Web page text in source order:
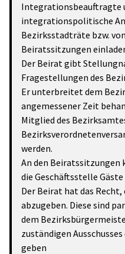
Integrationsbeauftragte
integrationspolitische
Bezirksstadträte bzw.
Beiratssitzungen
Der Beirat gibt
Fragestellungen des
Er unterbreitet dem
angemessener Zeit
Mitglied des
werden.
An den Beiratssitzungen
die Geschäftsstelle
Der Beirat hat das
abzugeben. Diese sind
dem
zuständigen
geben